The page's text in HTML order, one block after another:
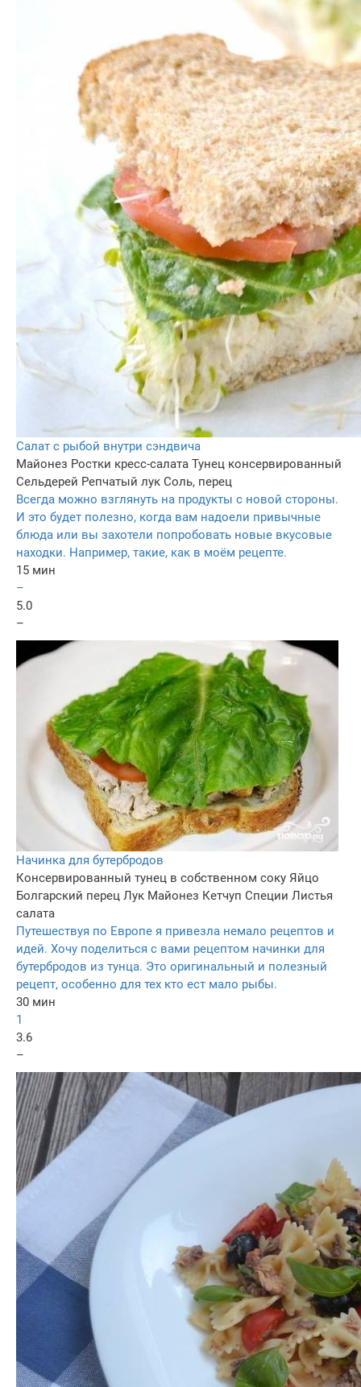
Салат с рыбой внутри сэндвича
Майонез Ростки кресс-салата Тунец консервированный
Сельдерей Репчатый лук Соль, перец
Всегда можно взглянуть на продукты с новой стороны.
И это будет полезно, когда вам надоели привычные
блюда или вы захотели попробовать новые вкусовые
находки. Например, такие, как в моём рецепте.
15 мин
–
5.0
–
Начинка для бутербродов
Консервированный тунец в собственном соку Яйцо
Болгарский перец Лук Майонез Кетчуп Специи Листья
салата
Путешествуя по Европе я привезла немало рецептов и
идей. Хочу поделиться с вами рецептом начинки для
бутербродов из тунца. Это оригинальный и полезный
рецепт, особенно для тех кто ест мало рыбы.
30 мин
1
3.6
–